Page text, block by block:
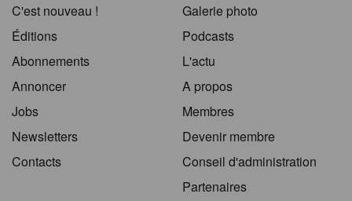
C'est nouveau !
Éditions
Abonnements
Annoncer
Jobs
Newsletters
Contacts
Galerie photo
Podcasts
L'actu
A propos
Membres
Devenir membre
Conseil d'administration
Partenaires